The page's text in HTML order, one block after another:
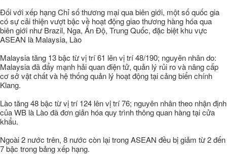
Đối với xếp hạng Chỉ số thương mại qua biên giới, một số quốc gia
có sự cải thiện vượt bậc về hoạt động giao thương hàng hóa qua
biên giới như Brazil, Nga, Ấn Độ, Trung Quốc, đặc biệt khu vực
ASEAN là Malaysia, Lào
Malaysia tăng 13 bậc từ vị trí 61 lên vị trí 48/190; nguyên nhân do:
Malaysia đã đẩy mạnh hải quan điện tử, quản lý rủi ro và nâng cấp
cơ sở vật chất và hệ thống quản lý hoạt động tại cảng biển chính
Klang.
Lào tăng 48 bậc từ vị trí 124 lên vị trí 76; nguyên nhân theo nhận định
của WB là Lào đã đơn giản hóa quy trình thông quan hàng tại cửa
khẩu.
Ngoài 2 nước trên, 8 nước còn lại trong ASEAN đều bị giảm từ 2 đến
7 bậc trong bảng xếp hạng.